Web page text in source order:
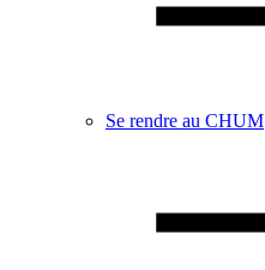
Se rendre au CHUM